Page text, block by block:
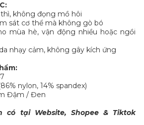
không đọng mồ hôi
sát cơ thể mà không gò bó
mùa hè, vận động nhiều hoặc ngồi
nhạy cảm, không gây kích ứng
nylon, 14% spandex)
Đậm / Đen
có tại Website, Shopee & Tiktok